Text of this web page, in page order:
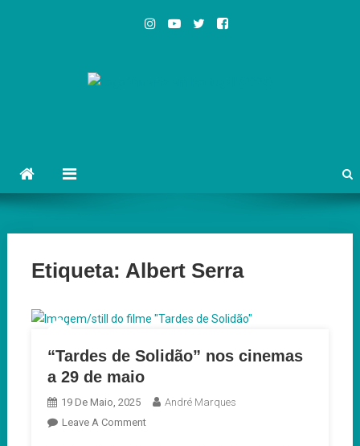
Etiqueta: Albert Serra
“Tardes de Solidão” nos cinemas
a 29 de maio
19 De Maio, 2025
André Marques
Leave A CommentOn